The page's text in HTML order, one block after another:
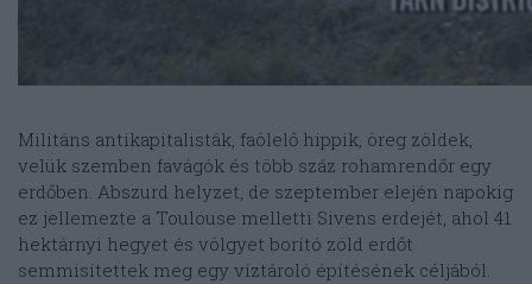
Militáns antikapitalisták, faölelő hippik, öreg zöldek,
velük szemben favágók és több száz rohamrendőr egy
erdőben. Abszurd helyzet, de szeptember elején napokig
ez jellemezte a Toulouse melletti Sivens erdejét, ahol 41
hektárnyi hegyet és völgyet borító zöld erdőt
semmisítettek meg egy víztároló építésének céljából.